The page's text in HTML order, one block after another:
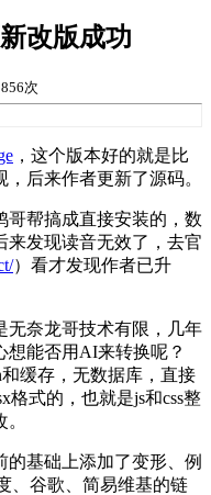
改版成功
856次
，这个版本好的就是比
后来作者更新了源码。
哥帮搞成直接安装的，数
来发现读音无效了，去官
）看才发现作者已升
无奈龙哥技术有限，几年
想能否用AI来转换呢？
缓存，无数据库，直接
格式的，也就是js和css整
基础上添加了变形、例
、谷歌、简易维基的链